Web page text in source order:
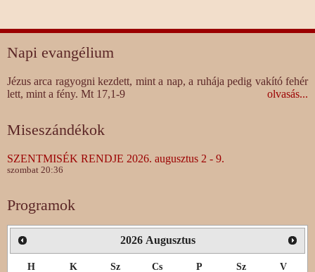
Napi evangélium
Jézus arca ragyogni kezdett, mint a nap, a ruhája pedig vakító fehér
lett, mint a fény. Mt 17,1-9
olvasás...
Miseszándékok
SZENTMISÉK RENDJE 2026. augusztus 2 - 9.
szombat 20:36
Programok
2026 Augusztus
H K Sz Cs P Sz V